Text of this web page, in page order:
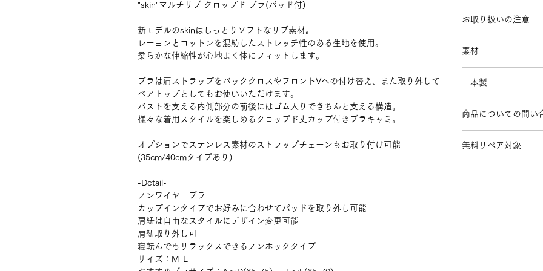
"skin"マルチリブ クロップド ブラ(パッド付)
新モデルのskinはしっとりソフトなリブ素材。
レーヨンとコットンを混紡したストレッチ性のある生地を使用。
柔らかな伸縮性が心地よく体にフィットします。
ブラは肩ストラップをバッククロスやフロントVへの付け替え、また取り外して
ベアトップとしてもお使いいただけます。
バストを支える内側部分の前後にはゴム入りできちんと支える構造。
様々な着用スタイルを楽しめるクロップド丈カップ付きブラキャミ。
オプションでステンレス素材のストラップチェーンもお取り付け可能
(35cm/40cmタイプあり)
-Detail-
ノンワイヤーブラ
カップインタイプでお好みに合わせてパッドを取り外し可能
肩紐は自由なスタイルにデザイン変更可能
肩紐取り外し可
寝転んでもリラックスできるノンホックタイプ
サイズ：M-L
お取り扱いの注意
の手洗いをおすす
カップインのも
ッドを取り外して
漂白剤入りの洗
乾燥機はご使用
※skinシリーズは生
素材
Cotton 45%
Polyurethane 10%
【Lining】
日本製
商品についての問い
無料リペア対象